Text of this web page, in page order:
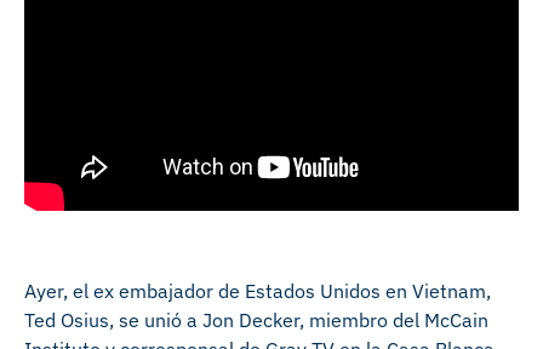
Ayer, el ex embajador de Estados Unidos en Vietnam,
Ted Osius, se unió a Jon Decker, miembro del McCain